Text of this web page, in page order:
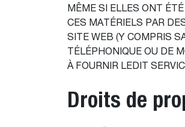
MÊME SI ELLES ONT
CES MATÉRIELS PAR
SITE WEB (Y COMPRIS
TÉLÉPHONIQUE OU DE
À FOURNIR LEDIT
Droits de